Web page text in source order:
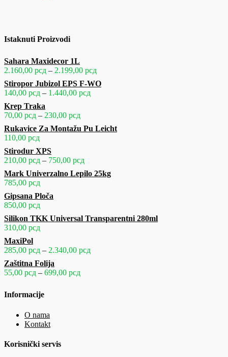
mogu
izabrane
na
proizvoda.
Istaknuti Proizvodi
Sahara Maxidecor 1L
2.160,00 рсд – 2.199,00 рсдRaspon
cena:
od
Stiropor Jubizol EPS F-WO
140,00 рсд – 1.440,00 рсдRaspon
do
Krep Traka
70,00 рсд – 230,00 рсдRaspon
cena:
od
230,00 рсд
Rukavice Za Montažu Pu Leicht
110,00 рсд
Stirodur XPS
210,00 рсд – 750,00 рсдRaspon
cena:
od
Mark Univerzalno Lepilo 25kg
785,00 рсд
Gipsana Ploča
850,00 рсд
Silikon TKK Universal Transparentni 280ml
310,00 рсд
MaxiPol
285,00 рсд – 2.340,00 рсдRaspon
Zaštitna Folija
55,00 рсд – 699,00 рсдRaspon
Informacije
O nama
Kontakt
Korisnički servis